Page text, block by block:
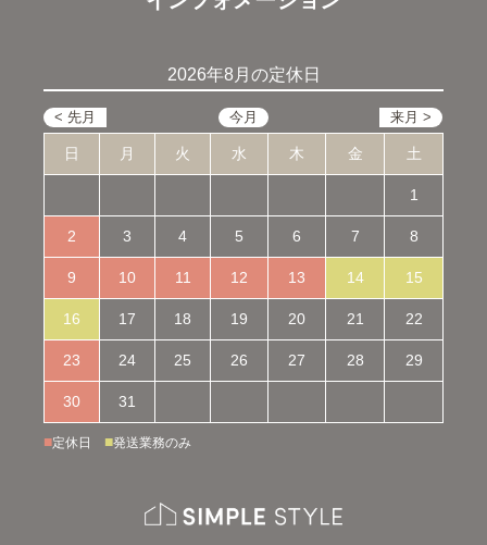
2026年8月の定休日
日 月 火 水 木 金 土
1
2 3 4 5 6 7 8
9 10 11 12 13 14 15
16 17 18 19 20 21 22
23 24 25 26 27 28 29
30 31
■定休日 ■発送業務のみ